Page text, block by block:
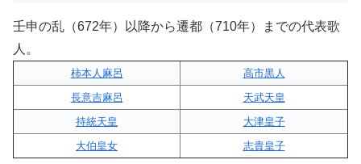
壬申の乱（672年）以降から遷都（710年）までの代表歌
人。
柿本人麻呂
高市黒人
長意吉麻呂
天武天皇
持統天皇
大津皇子
大伯皇女
志貴皇子